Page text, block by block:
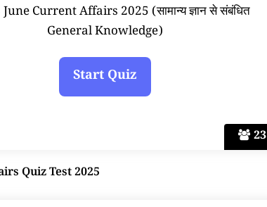
23
Current Affairs 2025 (सामान्य ज्ञान से संबंधित
General Knowledge)
Quiz Test 2025